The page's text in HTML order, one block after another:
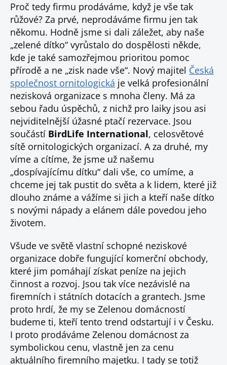
Proč tedy firmu prodáváme, když je vše tak
růžové? Za prvé, neprodáváme firmu jen tak
někomu. Hodně jsme si dali záležet, aby naše
„zelené dítko“ vyrůstalo do dospělosti někde,
kde je také samozřejmou prioritou pomoc
přírodě a ne „zisk nade vše“. Nový majitel Česká
společnost ornitologická je velká profesionální
nezisková organizace s mnoha členy. Má za
sebou řadu úspěchů, z nichž pro laiky jsou asi
nejviditelnější úžasné ptačí rezervace. Jsou
součástí BirdLife International, celosvětové
sítě ornitologických organizací. A za druhé, my
víme a cítíme, že jsme už našemu
„dospívajícímu dítku“ dali vše, co umíme, a
chceme jej tak pustit do světa a k lidem, které již
dlouho známe a vážíme si jich a kteří naše dítko
s novými nápady a elánem dále povedou jeho
životem.
Všude ve světě vlastní schopné neziskové
organizace dobře fungující komerční obchody,
které jim pomáhají získat peníze na jejich
činnost a rozvoj. Jsou tak více nezávislé na
firemních i státních dotacích a grantech. Jsme
proto hrdí, že my se Zelenou domácností
budeme ti, kteří tento trend odstartují i v Česku.
I proto prodáváme Zelenou domácnost za
symbolickou cenu, vlastně jen za cenu
aktuálního firemního majetku. I tady se totiž